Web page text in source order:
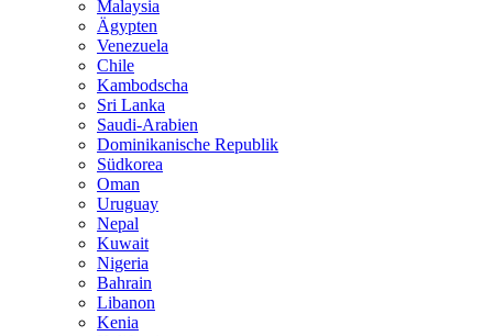
Malaysia
Ägypten
Venezuela
Chile
Kambodscha
Sri Lanka
Saudi-Arabien
Dominikanische Republik
Südkorea
Oman
Uruguay
Nepal
Kuwait
Nigeria
Bahrain
Libanon
Kenia